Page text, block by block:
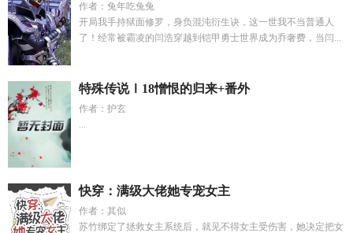
作者：兔年吃兔兔
开局我手持狱面修罗，身负混沌衍生诀，这一世我不当普通人
了！经常被霸凌的闫浩穿越到铠甲勇士世界成为乔奢费，当闫...
特殊传说Ⅰ18憎恨的归来+番外
作者：护玄
...
快穿：满级大佬她专宠女主
作者：其似
苏竹绑定了拯救女主系统后，就见不得女主受伤害，她决定把女